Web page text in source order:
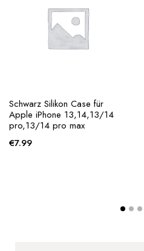
Schwarz Silikon Case für
Apple iPhone 13,14,13/14
pro,13/14 pro max
€7.99